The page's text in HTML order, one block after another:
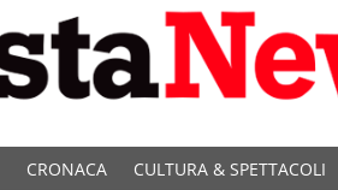
CRONACA CULTURA & SPETTACOLI